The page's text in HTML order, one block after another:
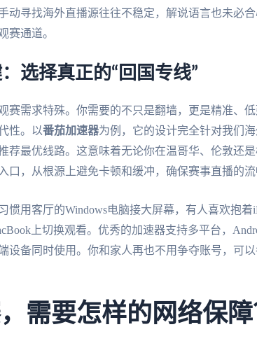
动寻找海外直播源往往不稳定，解说语言也未必
赛通道。
选择真正的“回国专线”
赛需求特殊。你需要的不只是翻墙，更是精准、
性。以番茄加速器为例，它的设计完全针对我们
荐最优线路。这意味着无论你在温哥华、伦敦还
口，从根源上避免卡顿和缓冲，确保赛事直播的流
惯用客厅的Windows电脑接大屏幕，有人喜欢抱着
上切换观看。优秀的加速器支持多平台，
设备同时使用。你和家人再也不用争夺账号，可
需要怎样的网络保障